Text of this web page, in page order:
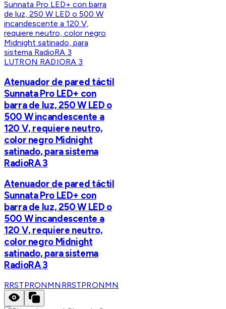
LUTRON RADIORA 3
Atenuador de pared táctil
Sunnata Pro LED+ con
barra de luz, 250 W LED o
500 W incandescente a
120 V, requiere neutro,
color negro Midnight
satinado, para sistema
RadioRA 3
Atenuador de pared táctil
Sunnata Pro LED+ con
barra de luz, 250 W LED o
500 W incandescente a
120 V, requiere neutro,
color negro Midnight
satinado, para sistema
RadioRA 3
RRSTPRONMN RRSTPRONMN